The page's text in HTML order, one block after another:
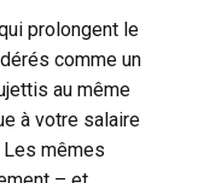
prolongent le
comme un
au même
à votre salaire
Les mêmes